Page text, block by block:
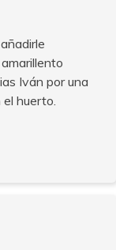
Iván por una
huerto.